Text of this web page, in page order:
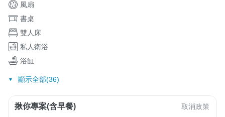
風扇
書桌
雙人床
私人衛浴
浴缸
顯示全部(36)
揪你專案(含早餐) 取消政策